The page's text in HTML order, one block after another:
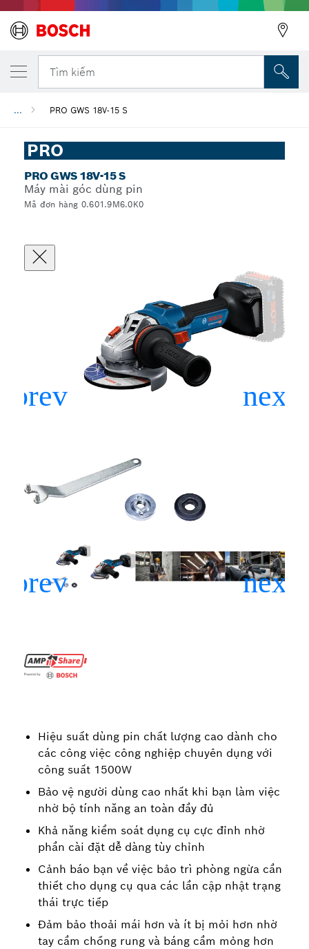
Tìm kiếm
... PRO GWS 18V-15 S
PRO
PRO GWS 18V-15 S
Máy mài góc dùng pin
Mã đơn hàng 0.601.9M6.0K0
Hiệu suất dùng pin chất lượng cao dành cho
các công việc công nghiệp chuyên dụng với
công suất 1500W
Bảo vệ người dùng cao nhất khi bạn làm việc
nhờ bộ tính năng an toàn đầy đủ
Khả năng kiểm soát dụng cụ cực đỉnh nhờ
phần cài đặt dễ dàng tùy chỉnh
Cảnh báo bạn về việc bảo trì phòng ngừa cần
thiết cho dụng cụ qua các lần cập nhật trạng
thái trực tiếp
Đảm bảo thoải mái hơn và ít bị mỏi hơn nhờ
tay cầm chống rung và báng cầm mỏng hơn